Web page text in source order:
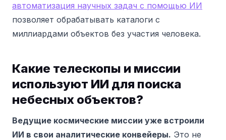
автоматизация научных задач с помощью ИИ
позволяет обрабатывать каталоги с
миллиардами объектов без участия человека.
Какие телескопы и миссии
используют ИИ для поиска
небесных объектов?
Ведущие космические миссии уже встроили
ИИ в свои аналитические конвейеры. Это не